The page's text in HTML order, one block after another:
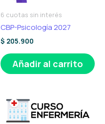
6 cuotas sin interés
CBP-Psicología 2027
$ 205.900
Añadir al carrito